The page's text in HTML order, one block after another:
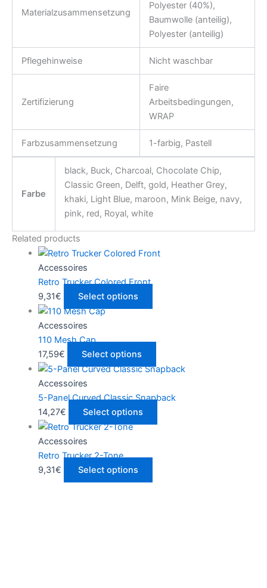
Materialzusammensetzung
Polyester (40%),
Baumwolle (anteilig),
Polyester (anteilig)
Pflegehinweise Nicht waschbar
Zertifizierung
Faire
Arbeitsbedingungen,
WRAP
Farbzusammensetzung 1-farbig, Pastell
Farbe
black, Buck, Charcoal, Chocolate Chip,
Classic Green, Delft, gold, Heather Grey,
khaki, Light Blue, maroon, Mink Beige, navy,
pink, red, Royal, white
Related products
Accessoires
Retro Trucker Colored Front
9,31€ Select options
Accessoires
110 Mesh Cap
17,59€ Select options
Accessoires
5-Panel Curved Classic Snapback
14,27€ Select options
Accessoires
Retro Trucker 2-Tone
9,31€ Select options